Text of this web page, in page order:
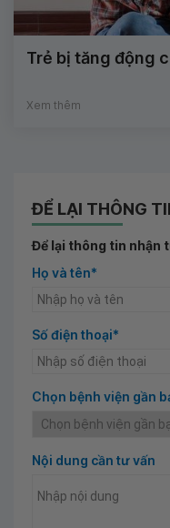
Trẻ bị tăng động
Xem thêm
ĐỂ LẠI THÔNG
Để lại thông tin nhận
Họ và tên*
Số điện thoại*
Chọn bệnh viện gần
Nội dung cần tư vấn